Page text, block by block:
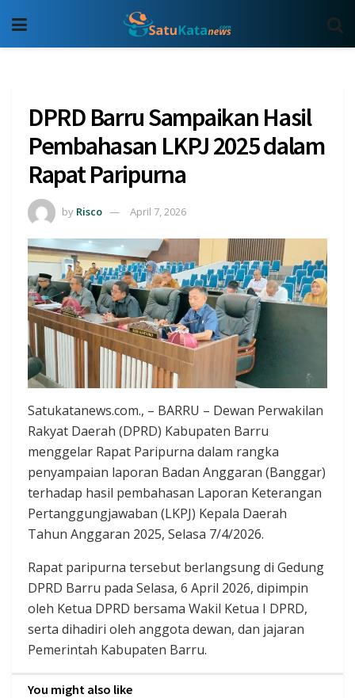
DPRD Barru Sampaikan Hasil
Pembahasan LKPJ 2025 dalam
Rapat Paripurna
by Risco April 7, 2026
Satukatanews.com., – BARRU – Dewan Perwakilan
Rakyat Daerah (DPRD) Kabupaten Barru
menggelar Rapat Paripurna dalam rangka
penyampaian laporan Badan Anggaran (Banggar)
terhadap hasil pembahasan Laporan Keterangan
Pertanggungjawaban (LKPJ) Kepala Daerah
Tahun Anggaran 2025, Selasa 7/4/2026.
Rapat paripurna tersebut berlangsung di Gedung
DPRD Barru pada Selasa, 6 April 2026, dipimpin
oleh Ketua DPRD bersama Wakil Ketua I DPRD,
serta dihadiri oleh anggota dewan, dan jajaran
Pemerintah Kabupaten Barru.
You might also like